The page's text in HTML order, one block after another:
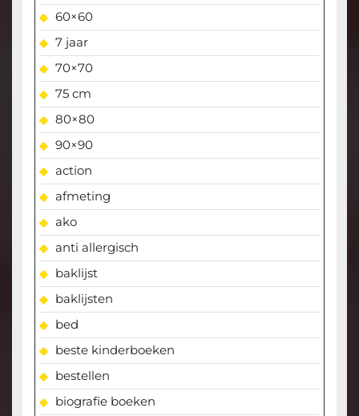
60×60
7 jaar
70×70
75 cm
80×80
90×90
action
afmeting
ako
anti allergisch
baklijst
baklijsten
bed
beste kinderboeken
bestellen
biografie boeken